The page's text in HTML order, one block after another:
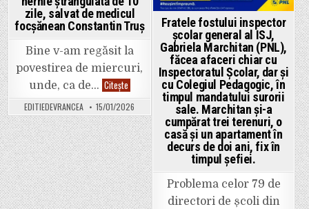
numele
ei.
zile, salvat de medicul
focșănean Constantin Truș
Bine v-am regăsit la
povestirea de miercuri,
unde, ca de… CiteștePovestea
pacientului
cu
hernie
ștrangulată
de
10
zile,
salvat
de
medicul
focșănean
Constantin
Truș
EDITIEDEVRANCEA 15/01/2026
Fratele fostului inspector
școlar general al ISJ,
Gabriela Marchitan (PNL),
făcea afaceri chiar cu
Inspectoratul Școlar, dar și
cu Colegiul Pedagogic, în
timpul mandatului surorii
sale. Marchitan și-a
cumpărat trei terenuri, o
casă și un apartament în
decurs de doi ani, fix în
timpul șefiei.
Problema celor 79 de
directori de școli din